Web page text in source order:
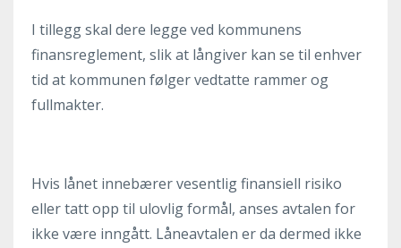
I tillegg skal dere legge ved kommunens
finansreglement, slik at långiver kan se til enhver
tid at kommunen følger vedtatte rammer og
fullmakter.
Hvis lånet innebærer vesentlig finansiell risiko
eller tatt opp til ulovlig formål, anses avtalen for
ikke være inngått. Låneavtalen er da dermed ikke